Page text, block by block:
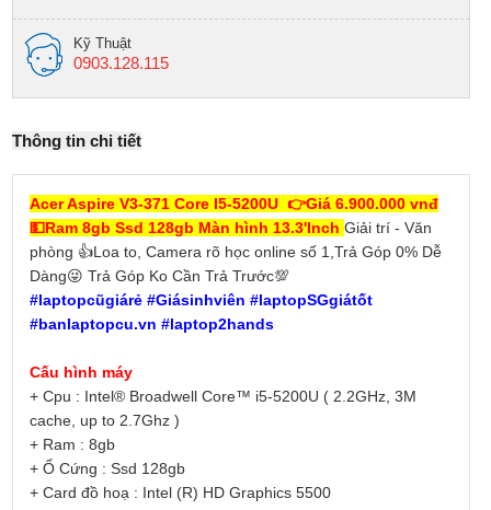
Kỹ Thuật
0903.128.115
Thông tin chi tiết
Acer Aspire V3-371 Core I5-5200U 👉Giá 6.900.000 vnđ
💵Ram 8gb Ssd 128gb Màn hình 13.3'Inch Giải trí - Văn
phòng 👍Loa to, Camera rõ học online số 1,Trả Góp 0% Dễ
Dàng😜 Trả Góp Ko Cần Trả Trước💯
#laptopcũgiárẻ #Giásinhviên #laptopSGgiátốt
#banlaptopcu.vn #laptop2hands
Cấu hình máy
+ Cpu : Intel® Broadwell Core™ i5-5200U ( 2.2GHz, 3M
cache, up to 2.7Ghz )
+ Ram : 8gb
+ Ổ Cứng : Ssd 128gb
+ Card đồ hoạ : Intel (R) HD Graphics 5500